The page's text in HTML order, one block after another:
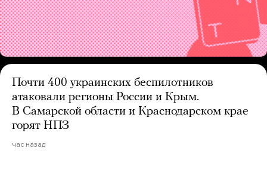
Почти 400 украинских беспилотников
атаковали регионы России и Крым.
В Самарской области и Краснодарском крае
горят НПЗ
час назад